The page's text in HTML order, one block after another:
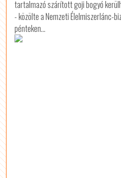
tartalmazó szárított goji bogyó
- közölte a Nemzeti Élelmiszerlánc-
pénteken...